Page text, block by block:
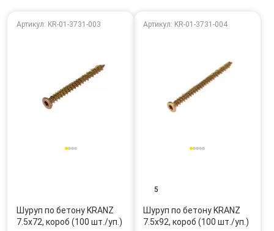
Артикул: KR-01-3731-003
Шуруп по бетону KRANZ
7.5х72, короб (100 шт./уп.)
Артикул: KR-01-3731-004
5
Шуруп по бетону KRANZ
7.5х92, короб (100 шт./уп.)